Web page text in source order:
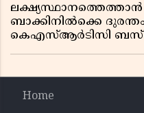
ലക്ഷ്യസ്ഥാനത്തെത്താൻ
ബാക്കിനിൽക്കെ
കെഎസ്ആർടിസി ബസ്
Home